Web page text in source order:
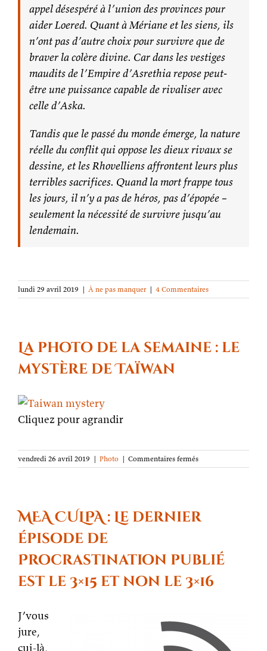
appel désespéré à l’union des provinces pour
aider Loered. Quant à Mériane et les siens, ils
n’ont pas d’autre choix pour survivre que de
braver la colère divine. Car dans les vestiges
maudits de l’Empire d’Asrethia repose peut-
être une puissance capable de rivaliser avec
celle d’Aska.
Tandis que le passé du monde émerge, la nature
réelle du conflit qui oppose les dieux rivaux se
dessine, et les Rhovelliens affrontent leurs plus
terribles sacrifices. Quand la mort frappe tous
les jours, il n’y a pas de héros, pas d’épopée –
seulement la nécessité de survivre jusqu’au
lendemain.
lundi 29 avril 2019 | À ne pas manquer | 4 Commentaires
La photo de la semaine : le
mystère de Taïwan
Cliquez pour agrandir
vendredi 26 avril 2019 | Photo | Commentaires ferméssur
La
semaine :
le
Taïwan
MEA CULPA : Le dernier
épisode de
Procrastination publié
est le 3×15 et non le 3×16
J’vous
jure,
çui-là,